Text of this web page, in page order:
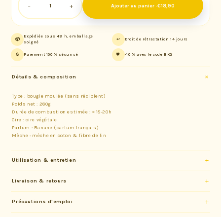
− + Ajouter au panier ·€18,90
📦
Expédiée sous 48 h, emballage
soigné
↩️ Droit de rétractation 14 jours
🔒 Paiement 100 % sécurisé 💗 -10 % avec le code BKG
Détails & composition
Type : bougie moulée (sans récipient)
Poids net : 280g
Durée de combustion estimée : ≈ 18-20h
Cire : cire végétale
Parfum : Banane (parfum français)
Mèche : mèche en coton & fibre de lin
Utilisation & entretien
Livraison & retours
Précautions d'emploi